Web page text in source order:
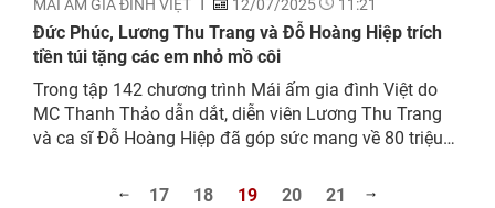
Đức Phúc, Lương Thu Trang và Đỗ Hoàng Hiệp trích
tiền túi tặng các em nhỏ mồ côi
Trong tập 142 chương trình Mái ấm gia đình Việt do
MC Thanh Thảo dẫn dắt, diễn viên Lương Thu Trang
và ca sĩ Đỗ Hoàng Hiệp đã góp sức mang về 80 triệu
(2010) hiện đang là học sinh lớp 10, Trường THPT...
17 18 19 20 21